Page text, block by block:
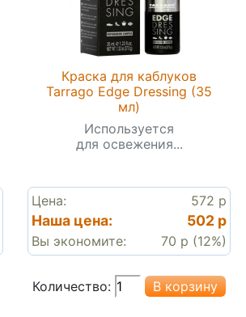
Краска для каблуков
Tarrago Edge Dressing (35
мл)
Используется
для освежения...
Цена: 572 р
Наша цена: 502 р
Вы экономите: 70 р (12%)
Количество: